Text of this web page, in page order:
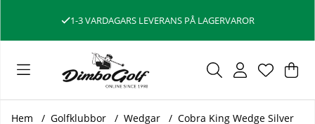
1-3 VARDAGARS LEVERANS PÅ LAGERVAROR
.
Hem Golfklubbor Wedgar Cobra King Wedge Silver